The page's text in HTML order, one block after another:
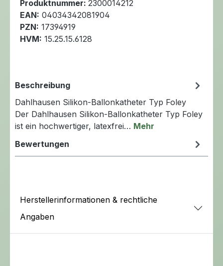
Produktnummer: 2300014212
EAN: 04034342081904
PZN: 17394919
HVM: 15.25.15.6128
Beschreibung
Dahlhausen Silikon-Ballonkatheter Typ Foley
Der Dahlhausen Silikon-Ballonkatheter Typ Foley
ist ein hochwertiger, latexfrei… Mehr
Bewertungen
Herstellerinformationen & rechtliche
Angaben